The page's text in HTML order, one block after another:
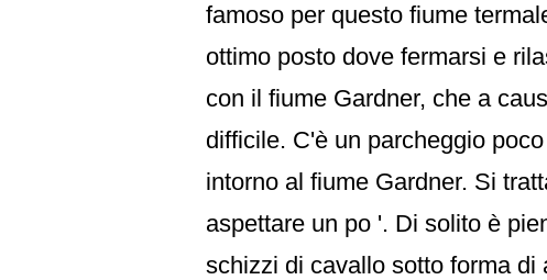
famoso per questo fiume
ottimo posto dove fermarsi e
con il fiume Gardner, che a
difficile. C'è un parcheggio
intorno al fiume Gardner. Si
aspettare un po '. Di solito è
schizzi di cavallo sotto forma